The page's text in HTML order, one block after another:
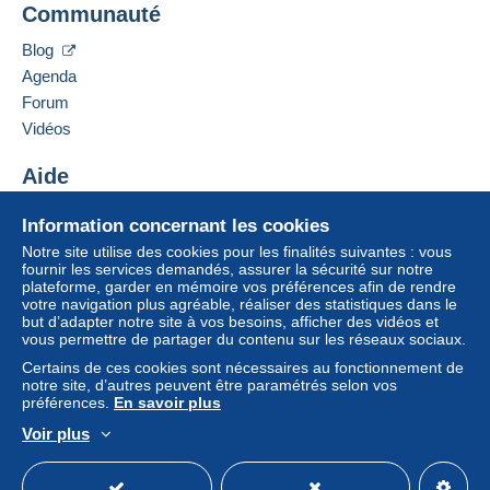
paiement integré au site
vendeur à l’acheteur. Un achat non payé peut
entraîner des conséquences au niveau du compte
Si les conditions de vente du vendeur comportent
considérer comme nulles et non avenues. Les
conditions de paiement du site Delcampe, telles
que définies dans les
conditions d’utilisation
Les achats doivent être payés dans les14 jours
suivant la réception du décompte final de la part du
vendeur.
Droit de rétractation|Frais de retour à charge de
l’acheteur.
Pour connaître les délais de retour et de
remboursement du lot, consultez les
générales d’utilisation
18 RUE DE BEAUCE
28120
Ajouter ce vendeur aux favoris
Information concernant les cookies
Notre site utilise des cookies pour les finalités suivantes : vous
fournir les services demandés, assurer la sécurité sur notre
plateforme, garder en mémoire vos préférences afin de rendre
votre navigation plus agréable, réaliser des statistiques dans le
but d’adapter notre site à vos besoins, afficher des vidéos et
vous permettre de partager du contenu sur les réseaux sociaux.
Certains de ces cookies sont nécessaires au fonctionnement de
notre site, d’autres peuvent être paramétrés selon vos
préférences. En savoir plus
Voir plus
Communauté
Blog
Agenda
Forum
Vidéos
Aide
Acheter sur Delcampe
Vendre sur Delcampe
Un site sécurisé